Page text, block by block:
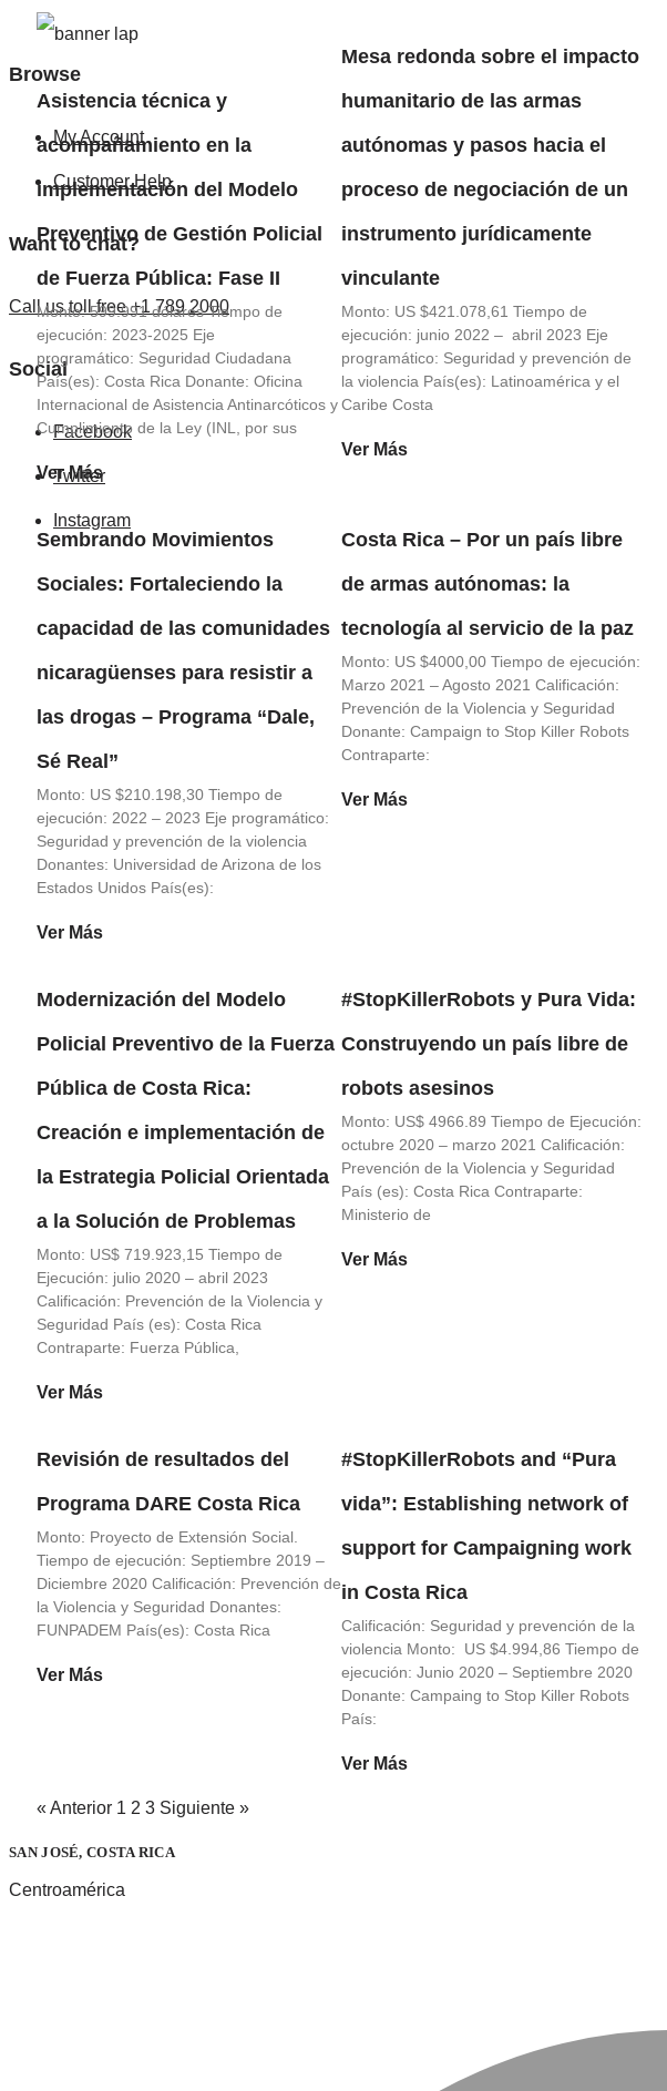
Browse
My Account
Customer Help
Want to chat?
Call us toll free +1 789 2000
Social
Facebook
Twitter
Instagram
Asistencia técnica y
acompañamiento en la
implementación del Modelo
Preventivo de Gestión Policial
de Fuerza Pública: Fase II
Monto: 599.991 dólares Tiempo de
ejecución: 2023-2025 Eje
programático: Seguridad Ciudadana
País(es): Costa Rica Donante: Oficina
Internacional de Asistencia Antinarcóticos y
Cumplimiento de la Ley (INL, por sus
Ver Más
Mesa redonda sobre el impacto
humanitario de las armas
autónomas y pasos hacia el
proceso de negociación de un
instrumento jurídicamente
vinculante
Monto: US $421.078,61 Tiempo de
ejecución: junio 2022 – abril 2023 Eje
programático: Seguridad y prevención de
la violencia País(es): Latinoamérica y el
Caribe Costa
Ver Más
Sembrando Movimientos
Sociales: Fortaleciendo la
capacidad de las comunidades
nicaragüenses para resistir a
las drogas – Programa “Dale,
Sé Real”
Monto: US $210.198,30 Tiempo de
ejecución: 2022 – 2023 Eje programático:
Seguridad y prevención de la violencia
Donantes: Universidad de Arizona de los
Estados Unidos País(es):
Ver Más
Costa Rica – Por un país libre
de armas autónomas: la
tecnología al servicio de la paz
Monto: US $4000,00 Tiempo de ejecución:
Marzo 2021 – Agosto 2021 Calificación:
Prevención de la Violencia y Seguridad
Donante: Campaign to Stop Killer Robots
Contraparte:
Ver Más
Modernización del Modelo
Policial Preventivo de la Fuerza
Pública de Costa Rica:
Creación e implementación de
la Estrategia Policial Orientada
a la Solución de Problemas
Monto: US$ 719.923,15 Tiempo de
Ejecución: julio 2020 – abril 2023
Calificación: Prevención de la Violencia y
Seguridad País (es): Costa Rica
Contraparte: Fuerza Pública,
Ver Más
#StopKillerRobots y Pura Vida:
Construyendo un país libre de
robots asesinos
Monto: US$ 4966.89 Tiempo de Ejecución:
octubre 2020 – marzo 2021 Calificación:
Prevención de la Violencia y Seguridad
País (es): Costa Rica Contraparte:
Ministerio de
Ver Más
Revisión de resultados del
Programa DARE Costa Rica
Monto: Proyecto de Extensión Social.
Tiempo de ejecución: Septiembre 2019 –
Diciembre 2020 Calificación: Prevención de
la Violencia y Seguridad Donantes:
FUNPADEM País(es): Costa Rica
Ver Más
#StopKillerRobots and “Pura
vida”: Establishing network of
support for Campaigning work
in Costa Rica
Calificación: Seguridad y prevención de la
violencia Monto: US $4.994,86 Tiempo de
ejecución: Junio 2020 – Septiembre 2020
Donante: Campaing to Stop Killer Robots
País:
Ver Más
« Anterior 1 2 3 Siguiente »
SAN JOSÉ, COSTA RICA
Centroamérica